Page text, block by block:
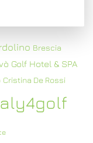
Brescia
Golf Hotel & SPA
Cristina De Rossi